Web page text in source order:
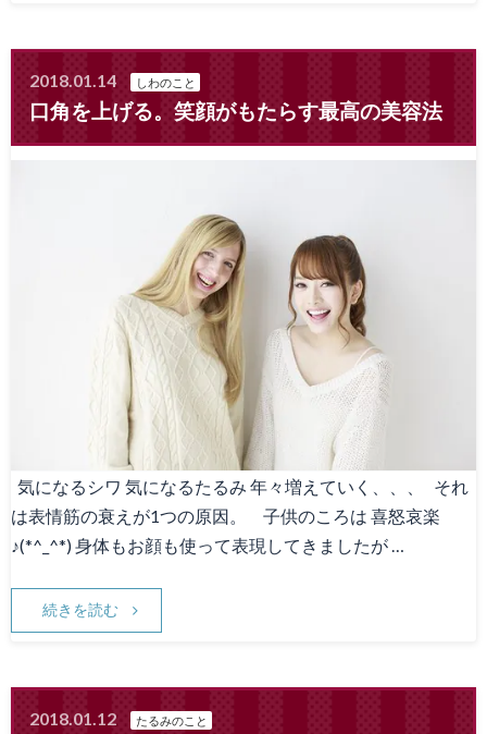
2018.01.14 しわのこと
口角を上げる。笑顔がもたらす最高の美容法
気になるシワ 気になるたるみ 年々増えていく、、、 それ
は表情筋の衰えが1つの原因。 子供のころは 喜怒哀楽
♪(*^_^*) 身体もお顔も使って表現してきましたが …
続きを読む
2018.01.12 たるみのこと